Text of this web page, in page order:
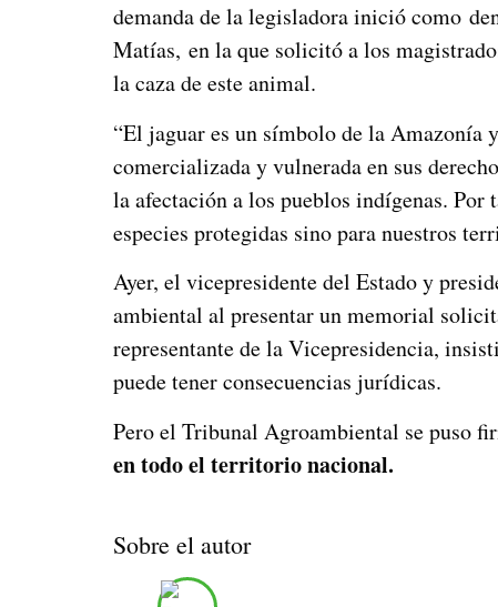
demanda de la legisladora inició como
Matías, en la que solicitó a los
la caza de este animal.
“El jaguar es un símbolo de la Amazonía
comercializada y vulnerada en sus
la afectación a los pueblos indígenas. Por
especies protegidas sino para nuestros
Ayer, el vicepresidente del Estado y
ambiental al presentar un memorial
representante de la Vicepresidencia,
puede tener consecuencias jurídicas.
Pero el Tribunal Agroambiental se puso
en todo el territorio nacional.
Sobre el autor